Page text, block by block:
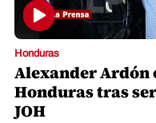
Honduras
Alexander
Honduras tras
JOH